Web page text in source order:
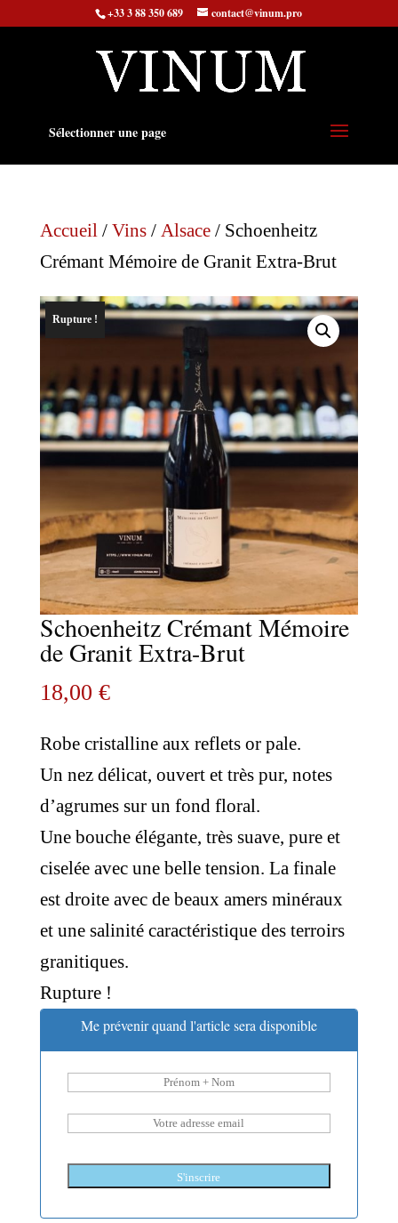
+33 3 88 350 689 contact@vinum.pro
Sélectionner une page
Accueil/ Vins/ Alsace/ Schoenheitz
Crémant Mémoire de Granit Extra-Brut
Rupture !
Schoenheitz Crémant Mémoire
de Granit Extra-Brut
18,00 €
Robe cristalline aux reflets or pale.
Un nez délicat, ouvert et très pur, notes
d’agrumes sur un fond floral.
Une bouche élégante, très suave, pure et
ciselée avec une belle tension. La finale
est droite avec de beaux amers minéraux
et une salinité caractéristique des terroirs
granitiques.
Rupture !
Me prévenir quand l'article sera disponible
S'inscrire